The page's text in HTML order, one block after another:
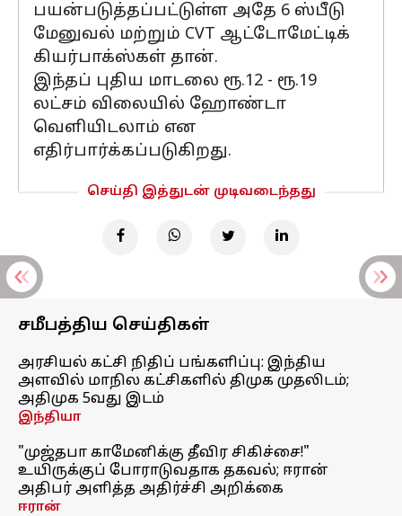
பயன்படுத்தப்பட்டுள்ள அதே 6 ஸ்பீடு
மேனுவல் மற்றும் CVT ஆட்டோமேட்டிக்
கியர்பாக்ஸ்கள் தான்.
இந்தப் புதிய மாடலை ரூ.12 - ரூ.19
லட்சம் விலையில் ஹோண்டா
வெளியிடலாம் என
எதிர்பார்க்கப்படுகிறது.
செய்தி இத்துடன் முடிவடைந்தது
சமீபத்திய செய்திகள்
அரசியல் கட்சி நிதிப் பங்களிப்பு: இந்திய
அளவில் மாநில கட்சிகளில் திமுக முதலிடம்;
அதிமுக 5வது இடம்
இந்தியா
"முஜ்தபா காமேனிக்கு தீவிர சிகிச்சை!"
உயிருக்குப் போராடுவதாக தகவல்; ஈரான்
அதிபர் அளித்த அதிர்ச்சி அறிக்கை
ஈரான்